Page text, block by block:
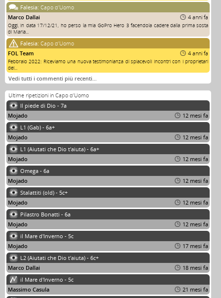
Falesia: Capo d'Uomo
Marco Dallai
4 anni fa
Oggi, in data 17/12/21, ho perso la mia GoPro Hero 3 facendola cadere dalla prima sosta
di Maria...
Falesia: Capo d'Uomo
FOL Team
4 anni fa
Febbraio 2022: Riceviamo una nuova testimonianza di spiacevoli incontri con i proprietari
dei...
Vedi tutti i commenti più recenti…
Ultime ripetizioni in Capo d'Uomo
Il piede di Dio - 7a
Mojado
12 mesi fa
L1 (Gab) - 6a+
Mojado
12 mesi fa
L1 (Aiutati che Dio t'aiuta) - 6a+
Mojado
12 mesi fa
Omega - 6a
Mojado
12 mesi fa
Stalattiti (old) - 5c+
Mojado
12 mesi fa
Pilastro Bonatti - 6a
Mojado
12 mesi fa
il Mare d'Inverno - 5c
Mojado
17 mesi fa
L2 (Aiutati che Dio t'aiuta) - 6c+
Marco Dallai
18 mesi fa
il Mare d'Inverno - 5c
Massimo Casula
21 mesi fa